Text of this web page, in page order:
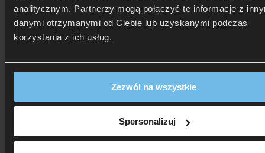
analitycznym. Partnerzy mogą połączyć te informacje z
danymi otrzymanymi od Ciebie lub uzyskanymi podczas
korzystania z ich usług.
Zezwól na wszystkie
Spersonalizuj
Filtry